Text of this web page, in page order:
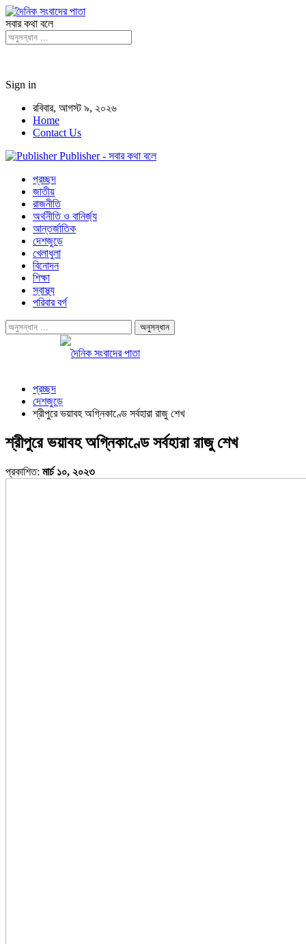
সবার কথা বলে
Sign in
রবিবার, আগস্ট ৯, ২০২৬
Home
Contact Us
Publisher - সবার কথা বলে
প্রচ্ছদ
জাতীয়
রাজনীতি
অর্থনীতি ও বানির্জ্য
আন্তর্জাতিক
দেশজুড়ে
খেলাধুলা
বিনোদন
শিক্ষা
স্বাস্থ্য
পরিবার বর্গ
প্রচ্ছদ
দেশজুড়ে
শ্রীপুরে ভয়াবহ অগ্নিকাণ্ডে সর্বহারা রাজু শেখ
শ্রীপুরে ভয়াবহ অগ্নিকাণ্ডে সর্বহারা রাজু শেখ
প্রকাশিত: মার্চ ১০, ২০২৩